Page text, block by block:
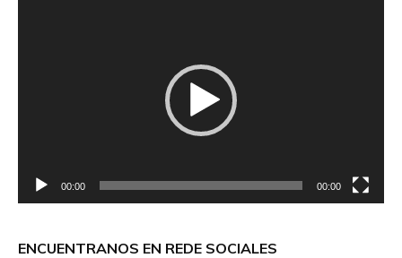
00:00 00:00
ENCUENTRANOS EN REDE SOCIALES